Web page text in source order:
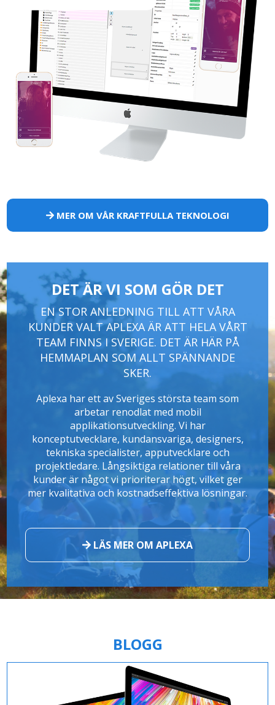
MER OM VÅR KRAFTFULLA TEKNOLOGI
DET ÄR VI SOM GÖR DET
EN STOR ANLEDNING TILL ATT VÅRA
KUNDER VALT APLEXA ÄR ATT HELA VÅRT
TEAM FINNS I SVERIGE. DET ÄR HÄR PÅ
HEMMAPLAN SOM ALLT SPÄNNANDE
SKER.
Aplexa har ett av Sveriges största team som
arbetar renodlat med mobil
applikationsutveckling. Vi har
konceptutvecklare, kundansvariga, designers,
tekniska specialister, apputvecklare och
projektledare. Långsiktiga relationer till våra
kunder är något vi prioriterar högt, vilket ger
mer kvalitativa och kostnadseffektiva lösningar.
LÄS MER OM APLEXA
BLOGG